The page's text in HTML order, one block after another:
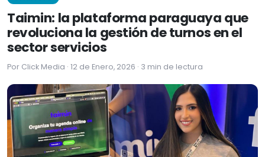
Taimin: la plataforma paraguaya que
revoluciona la gestión de turnos en el
sector servicios
Por Click Media · 12 de Enero, 2026 · 3 min de lectura